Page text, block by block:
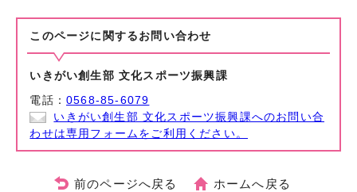
このページに関する お問い合わせ
いきがい創生部 文化スポーツ振興課
電話：0568-85-6079
いきがい創生部 文化スポーツ振興課へのお問い合
わせは専用フォームをご利用ください。
前のページへ戻る ホームへ戻る